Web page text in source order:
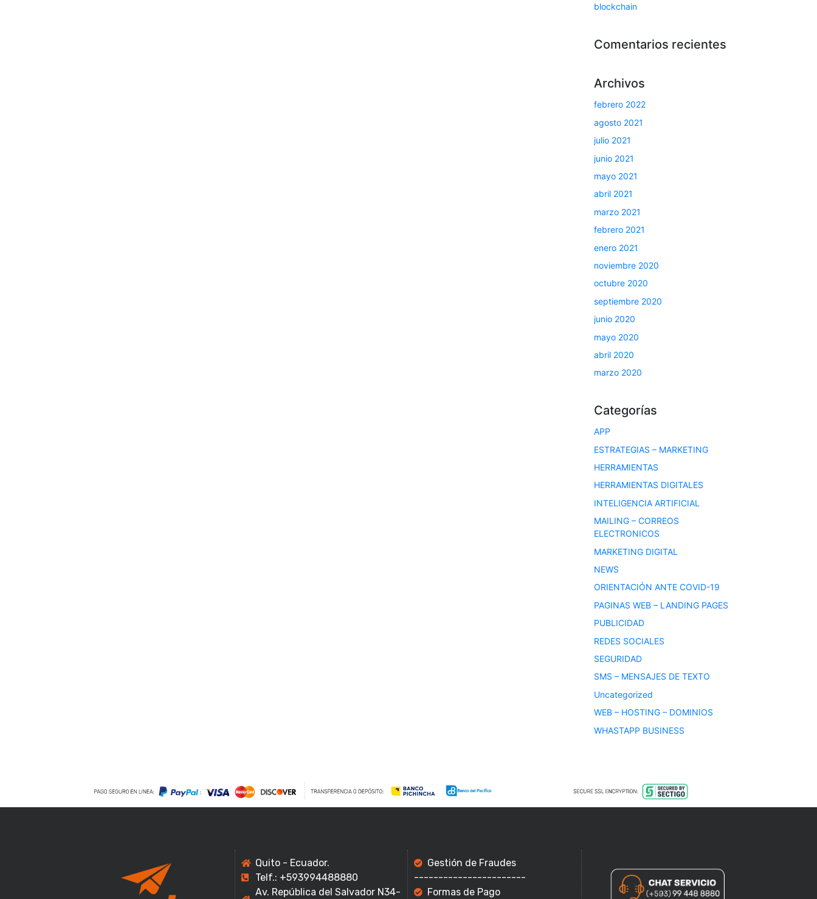
blockchain
Comentarios recientes
Archivos
febrero 2022
agosto 2021
julio 2021
junio 2021
mayo 2021
abril 2021
marzo 2021
febrero 2021
enero 2021
noviembre 2020
octubre 2020
septiembre 2020
junio 2020
mayo 2020
abril 2020
marzo 2020
Categorías
APP
ESTRATEGIAS – MARKETING
HERRAMIENTAS
HERRAMIENTAS DIGITALES
INTELIGENCIA ARTIFICIAL
MAILING – CORREOS
ELECTRONICOS
MARKETING DIGITAL
NEWS
ORIENTACIÓN ANTE COVID-19
PAGINAS WEB – LANDING PAGES
PUBLICIDAD
REDES SOCIALES
SEGURIDAD
SMS – MENSAJES DE TEXTO
Uncategorized
WEB – HOSTING – DOMINIOS
WHASTAPP BUSINESS
Quito - Ecuador.
Telf.: +593994488880
Av. República del Salvador N34-
Gestión de Fraudes
-----------------------
Formas de Pago